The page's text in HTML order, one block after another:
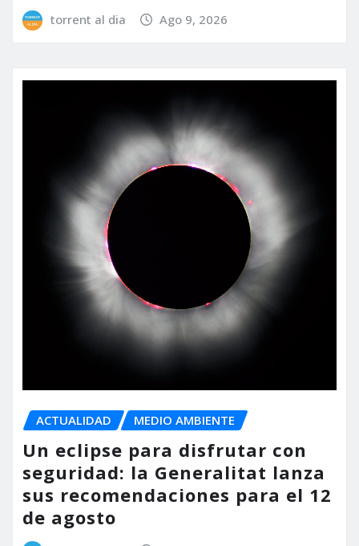
torrent al dia Ago 9, 2026
ACTUALIDAD MEDIO AMBIENTE
Un eclipse para disfrutar con
seguridad: la Generalitat lanza
sus recomendaciones para el 12
de agosto